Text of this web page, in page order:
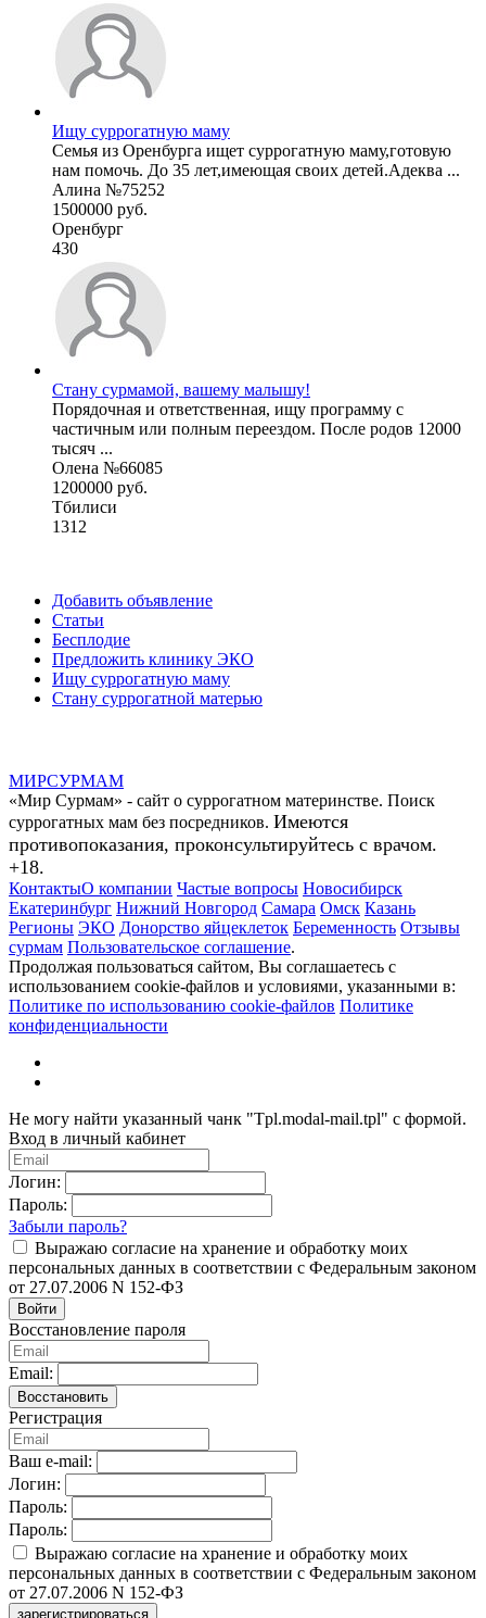
Ищу суррогатную маму
Семья из Оренбурга ищет суррогатную маму,готовую
нам помочь. До 35 лет,имеющая своих детей.Адеква ...
Алина №75252
1500000 руб.
Оренбург
430
Стану сурмамой, вашему малышу!
Порядочная и ответственная, ищу программу с
частичным или полным переездом. После родов 12000
тысяч ...
Олена №66085
1200000 руб.
Тбилиси
1312
Добавить объявление
Статьи
Бесплодие
Предложить клинику ЭКО
Ищу суррогатную маму
Стану суррогатной матерью
МИРСУРМАМ
«Мир Сурмам» - сайт о суррогатном материнстве. Поиск
суррогатных мам без посредников. Имеются
противопоказания, проконсультируйтесь с врачом.
+18.
КонтактыО компании Частые вопросы Новосибирск
Екатеринбург Нижний Новгород Самара Омск Казань
Регионы ЭКО Донорство яйцеклеток Беременность Отзывы
сурмам Пользовательское соглашение.
Продолжая пользоваться сайтом, Вы соглашаетесь с
использованием cookie-файлов и условиями, указанными в:
Политике по использованию cookie-файлов Политике
конфиденциальности
Не могу найти указанный чанк "Tpl.modal-mail.tpl" с формой.
Вход в личный кабинет
Логин:
Пароль:
Забыли пароль?
Выражаю согласие на хранение и обработку моих
персональных данных в соответствии с Федеральным законом
от 27.07.2006 N 152-ФЗ
Войти
Восстановление пароля
Email:
Восстановить
Регистрация
Ваш e-mail:
Логин:
Пароль:
Пароль:
Выражаю согласие на хранение и обработку моих
персональных данных в соответствии с Федеральным законом
от 27.07.2006 N 152-ФЗ
зарегистрироваться